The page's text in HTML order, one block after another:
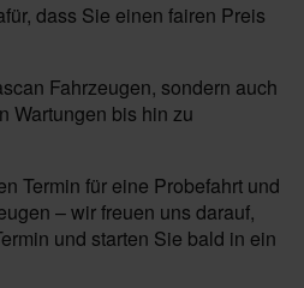
dass Sie einen fairen Preis
Fahrzeugen, sondern auch
Wartungen bis hin zu
Termin für eine Probefahrt und
– wir freuen uns darauf,
und starten Sie bald in ein